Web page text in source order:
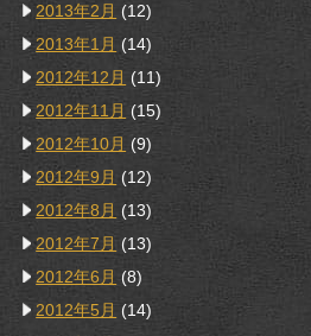
2013年2月 (12)
2013年1月 (14)
2012年12月 (11)
2012年11月 (15)
2012年10月 (9)
2012年9月 (12)
2012年8月 (13)
2012年7月 (13)
2012年6月 (8)
2012年5月 (14)